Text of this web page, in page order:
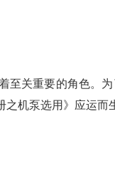
至关重要的角色。
机泵选用》应运而